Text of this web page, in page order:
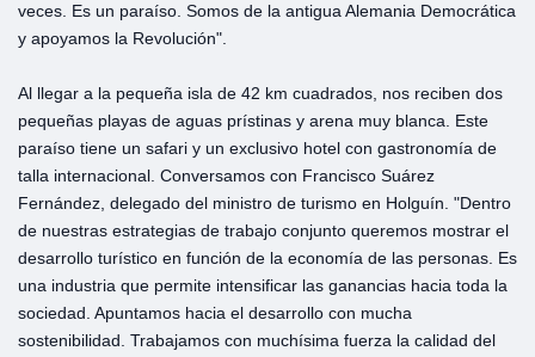
veces. Es un paraíso. Somos de la antigua Alemania Democrática
y apoyamos la Revolución".
Al llegar a la pequeña isla de 42 km cuadrados, nos reciben dos
pequeñas playas de aguas prístinas y arena muy blanca. Este
paraíso tiene un safari y un exclusivo hotel con gastronomía de
talla internacional. Conversamos con Francisco Suárez
Fernández, delegado del ministro de turismo en Holguín. "Dentro
de nuestras estrategias de trabajo conjunto queremos mostrar el
desarrollo turístico en función de la economía de las personas. Es
una industria que permite intensificar las ganancias hacia toda la
sociedad. Apuntamos hacia el desarrollo con mucha
sostenibilidad. Trabajamos con muchísima fuerza la calidad del